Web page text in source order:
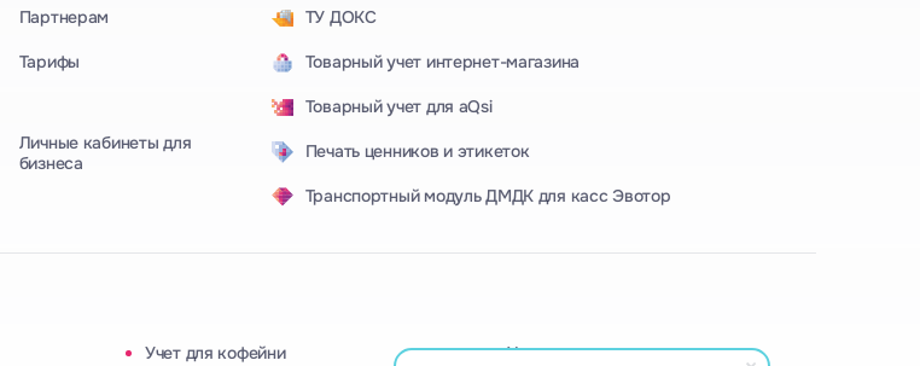
Партнерам
Тарифы
Личные кабинеты для
бизнеса
ТУ ДОКС
Товарный учет интернет-магазина
Товарный учет для aQsi
Печать ценников и этикеток
Транспортный модуль ДМДК для касс Эвотор
Учет для кофейни Учет для магазина одежды